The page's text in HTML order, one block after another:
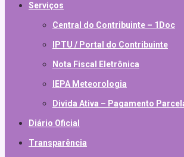
Serviços
Central do Contribuinte – 1Doc
IPTU / Portal do Contribuinte
Nota Fiscal Eletrônica
IEPA Meteorologia
Divida Ativa – Pagamento
Diário Oficial
Transparência